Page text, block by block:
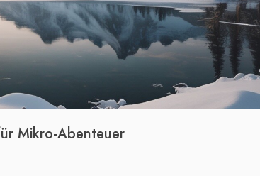
Mikro-Abenteuer